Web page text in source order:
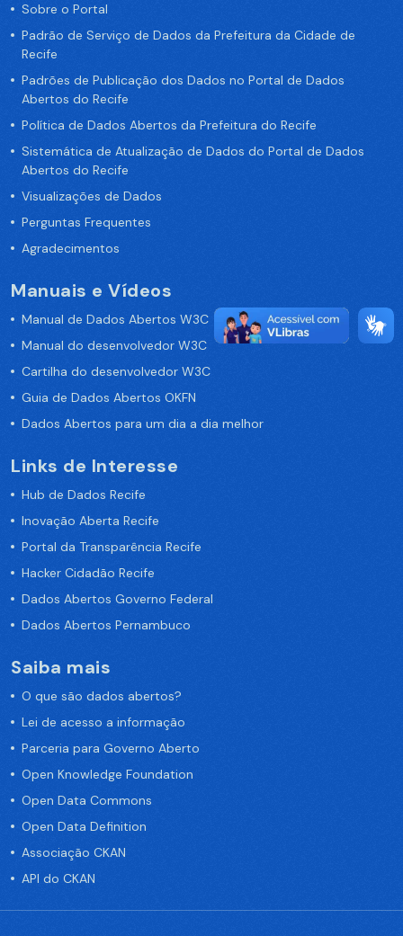
Sobre o Portal
Padrão de Serviço de Dados da Prefeitura da Cidade de
Recife
Padrões de Publicação dos Dados no Portal de Dados
Abertos do Recife
Política de Dados Abertos da Prefeitura do Recife
Sistemática de Atualização de Dados do Portal de Dados
Abertos do Recife
Visualizações de Dados
Perguntas Frequentes
Agradecimentos
Manuais e Vídeos
Manual de Dados Abertos W3C
Manual do desenvolvedor W3C
Cartilha do desenvolvedor W3C
Guia de Dados Abertos OKFN
Dados Abertos para um dia a dia melhor
Links de Interesse
Hub de Dados Recife
Inovação Aberta Recife
Portal da Transparência Recife
Hacker Cidadão Recife
Dados Abertos Governo Federal
Dados Abertos Pernambuco
Saiba mais
O que são dados abertos?
Lei de acesso a informação
Parceria para Governo Aberto
Open Knowledge Foundation
Open Data Commons
Open Data Definition
Associação CKAN
API do CKAN